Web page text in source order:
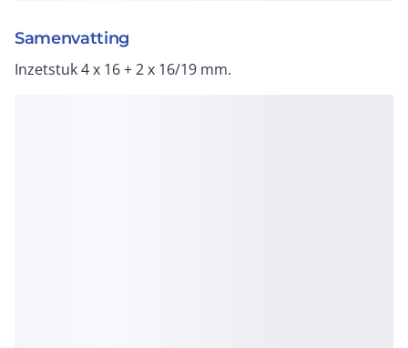
Samenvatting
Inzetstuk 4 x 16 + 2 x 16/19 mm.